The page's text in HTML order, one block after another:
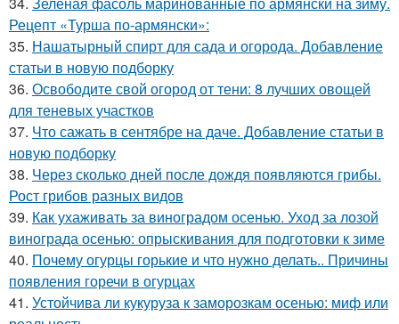
Рецепт «Турша по-армянски»:
35. Нашатырный спирт для сада и огорода. Добавление
статьи в новую подборку
36. Освободите свой огород от тени: 8 лучших овощей
для теневых участков
37. Что сажать в сентябре на даче. Добавление статьи в
новую подборку
38. Через сколько дней после дождя появляются грибы.
Рост грибов разных видов
39. Как ухаживать за виноградом осенью. Уход за лозой
винограда осенью: опрыскивания для подготовки к зиме
40. Почему огурцы горькие и что нужно делать.. Причины
появления горечи в огурцах
41. Устойчива ли кукуруза к заморозкам осенью: миф или